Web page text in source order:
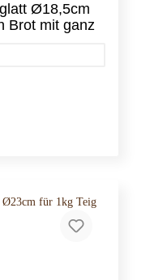
Ø18,5cm
Brot mit ganz